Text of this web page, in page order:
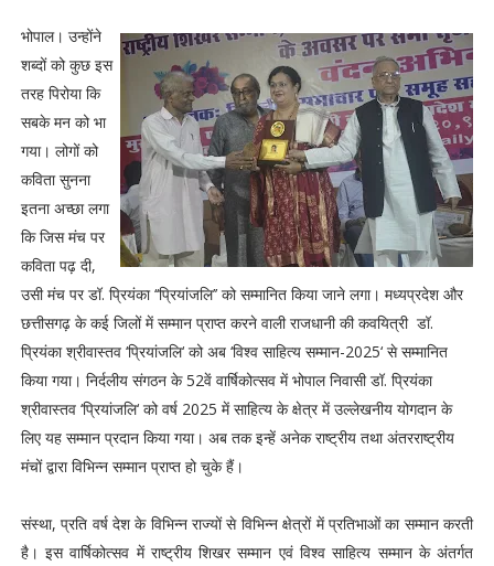
भोपाल। उन्होंने
शब्दों को कुछ इस
तरह पिरोया कि
सबके मन को भा
गया। लोगों को
कविता सुनना
इतना अच्छा लगा
कि जिस मंच पर
कविता पढ़ दी,
उसी मंच पर डॉ. प्रियंका ‘‘प्रियांजलि’’ को सम्मानित किया जाने लगा। मध्यप्रदेश और
छत्तीसगढ़ के कई जिलों में सम्मान प्राप्त करने वाली राजधानी की कवयित्री डॉ.
प्रियंका श्रीवास्तव ‘प्रियांजलि‘ को अब ‘विश्व साहित्य सम्मान-2025‘ से सम्मानित
किया गया। निर्दलीय संगठन के 52वें वार्षिकोत्सव में भोपाल निवासी डॉ. प्रियंका
श्रीवास्तव ‘प्रियांजलि‘ को वर्ष 2025 में साहित्य के क्षेत्र में उल्लेखनीय योगदान के
लिए यह सम्मान प्रदान किया गया। अब तक इन्हें अनेक राष्ट्रीय तथा अंतरराष्ट्रीय
मंचों द्वारा विभिन्न सम्मान प्राप्त हो चुके हैं।
संस्था, प्रति वर्ष देश के विभिन्न राज्यों से विभिन्न क्षेत्रों में प्रतिभाओं का सम्मान करती
है। इस वार्षिकोत्सव में राष्ट्रीय शिखर सम्मान एवं विश्व साहित्य सम्मान के अंतर्गत